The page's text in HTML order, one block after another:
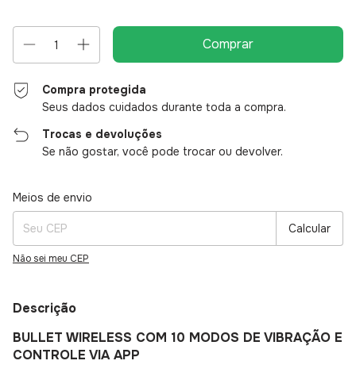
Compra protegida
Seus dados cuidados durante toda a compra.
Trocas e devoluções
Se não gostar, você pode trocar ou devolver.
Entregas para o CEP:
Meios de envio
Calcular
Não sei meu CEP
Descrição
BULLET WIRELESS COM 10 MODOS DE VIBRAÇÃO E
CONTROLE VIA APP